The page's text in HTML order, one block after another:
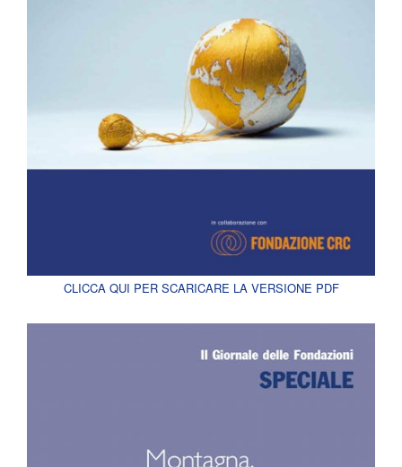
CLICCA QUI PER SCARICARE LA VERSIONE PDF